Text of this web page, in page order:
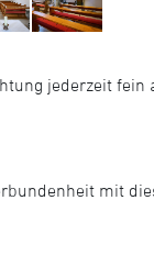
jederzeit fein
mit